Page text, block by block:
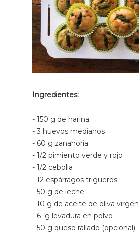
Ingredientes:
- 150 g de harina
- 3 huevos medianos
- 60 g zanahoria
- 1/2 pimiento verde y rojo
- 1/2 cebolla
- 12 espárragos trigueros
- 50 g de leche
- 10 g de aceite de oliva virgen
- 6 g levadura en polvo
- 50 g queso rallado (opcional)